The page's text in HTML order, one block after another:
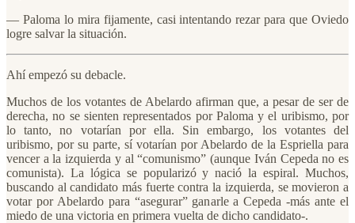
— Paloma lo mira fijamente, casi intentando rezar para que Oviedo
logre salvar la situación.
Ahí empezó su debacle.
Muchos de los votantes de Abelardo afirman que, a pesar de ser de
derecha, no se sienten representados por Paloma y el uribismo, por
lo tanto, no votarían por ella. Sin embargo, los votantes del
uribismo, por su parte, sí votarían por Abelardo de la Espriella para
vencer a la izquierda y al “comunismo” (aunque Iván Cepeda no es
comunista). La lógica se popularizó y nació la espiral. Muchos,
buscando al candidato más fuerte contra la izquierda, se movieron a
votar por Abelardo para “asegurar” ganarle a Cepeda -más ante el
miedo de una victoria en primera vuelta de dicho candidato-.